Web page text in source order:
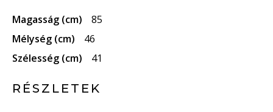
Magasság (cm)
85
Mélység (cm)
46
Szélesség (cm)
41
RÉSZLETEK